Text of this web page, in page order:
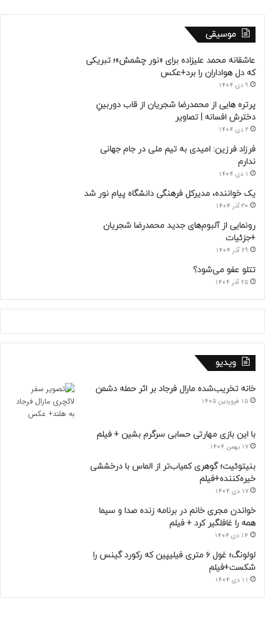
موسیقی
عاشقانه محمد علیزاده برای «نور چشمش»؛ تبریکی
که دل هواداران را برد+عکس
9 دی 1404
پرتره هایی از محمدرضا شجریان از قاب دوربینِ
دخترش افسانه | تصاویر
2 دی 1404
فرزاد فرزین: امیدی به تیم ملی در جام جهانی
ندارم
1 دی 1404
یک خواننده، مدیرکل فرهنگی دانشگاه پیام نور شد
30 آذر 1404
رونمایی از آلبوم‌های جدید محمدرضا شجریان
+جزئیات
29 آذر 1404
تتلو عفو می‌شود؟
25 آذر 1404
ویدیو
خانه تخریب‌شده مارال فرجاد بر اثر حمله دشمن
15 فروردین 1405
با این بازی مهارتی حسابی سرگرم بشین + فیلم
17 بهمن 1404
بنیتوئیت؛ گوهری کمیاب‌تر از الماس با درخششی
خیره‌کننده+فیلم
17 دی 1404
خواندن مجری خانم در برنامه زنده صدا و سیما
همه را غافلگیر کرد + فیلم
14 دی 1404
لولونگ؛ غول ۶ متری فیلیپین که رکورد گینس را
شکست+فیلم
11 دی 1404